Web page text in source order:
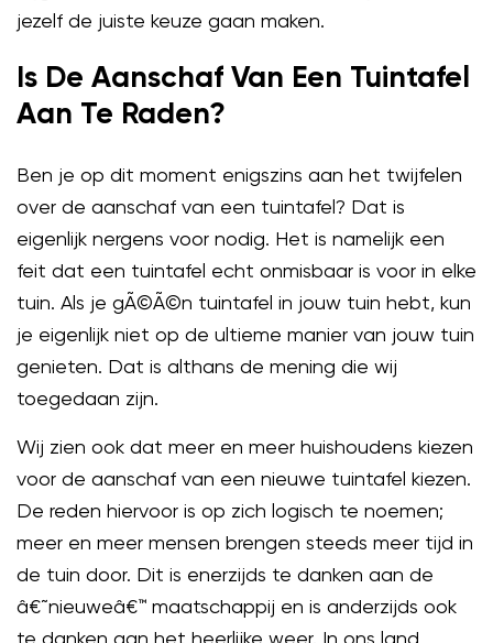
jezelf de juiste keuze gaan maken.
Is De Aanschaf Van Een Tuintafel
Aan Te Raden?
Ben je op dit moment enigszins aan het twijfelen
over de aanschaf van een tuintafel? Dat is
eigenlijk nergens voor nodig. Het is namelijk een
feit dat een tuintafel echt onmisbaar is voor in elke
tuin. Als je gÃ©Ã©n tuintafel in jouw tuin hebt, kun
je eigenlijk niet op de ultieme manier van jouw tuin
genieten. Dat is althans de mening die wij
toegedaan zijn.
Wij zien ook dat meer en meer huishoudens kiezen
voor de aanschaf van een nieuwe tuintafel kiezen.
De reden hiervoor is op zich logisch te noemen;
meer en meer mensen brengen steeds meer tijd in
de tuin door. Dit is enerzijds te danken aan de
â€˜nieuweâ€™ maatschappij en is anderzijds ook
te danken aan het heerlijke weer. In ons land